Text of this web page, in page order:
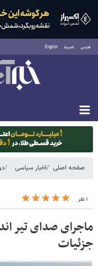
فارسی العربية English
یکشنبه ۱۸ مرداد ۱۴۰۵
صفحه اصلی اخبار سیاسی
۱ نفر
ماجرای صدای تیر
جزئیات